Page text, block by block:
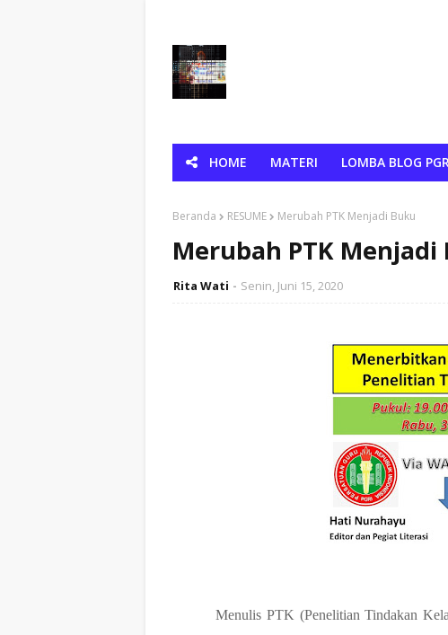
HOME MATERI LOMBA BLOG
Beranda RESUME Merubah PTK Menjadi Buku
Merubah PTK Menjadi
Rita Wati Senin, Juni 15, 2020
Menulis PTK (Penelitian Tindakan